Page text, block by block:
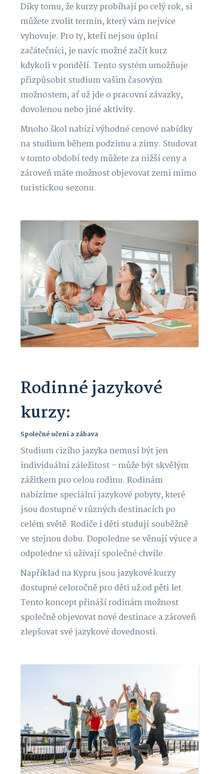
Díky tomu, že kurzy probíhají po celý rok, si
můžete zvolit termín, který vám nejvíce
vyhovuje. Pro ty, kteří nejsou úplní
začátečníci, je navíc možné začít kurz
kdykoli v pondělí. Tento systém umožňuje
přizpůsobit studium vašim časovým
možnostem, ať už jde o pracovní závazky,
dovolenou nebo jiné aktivity.
Mnoho škol nabízí výhodné cenové nabídky
na studium během podzimu a zimy. Studovat
v tomto období tedy můžete za nižší ceny a
zároveň máte možnost objevovat zemi mimo
turistickou sezonu.
Rodinné jazykové
kurzy:
Společné učení a zábava
Studium cizího jazyka nemusí být jen
individuální záležitost – může být skvělým
zážitkem pro celou rodinu. Rodinám
nabízíme speciální jazykové pobyty, které
jsou dostupné v různých destinacích po
celém světě. Rodiče i děti studují souběžně
ve stejnou dobu. Dopoledne se věnují výuce a
odpoledne si užívají společné chvíle.
Například na Kypru jsou jazykové kurzy
dostupné celoročně pro děti už od pěti let.
Tento koncept přináší rodinám možnost
společně objevovat nové destinace a zároveň
zlepšovat své jazykové dovednosti.